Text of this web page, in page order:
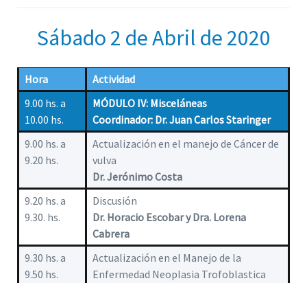
Sábado 2 de Abril de 2020
Hora
Actividad
9.00 hs. a
10.00 hs.
MÓDULO IV: Misceláneas
Coordinador: Dr. Juan Carlos Staringer
9.00 hs. a
9.20 hs.
Actualización en el manejo de Cáncer de
vulva
Dr. Jerónimo Costa
9.20 hs. a
9.30. hs.
Discusión
Dr. Horacio Escobar y Dra. Lorena
Cabrera
9.30 hs. a
9.50 hs.
Actualización en el Manejo de la
Enfermedad Neoplasia Trofoblastica